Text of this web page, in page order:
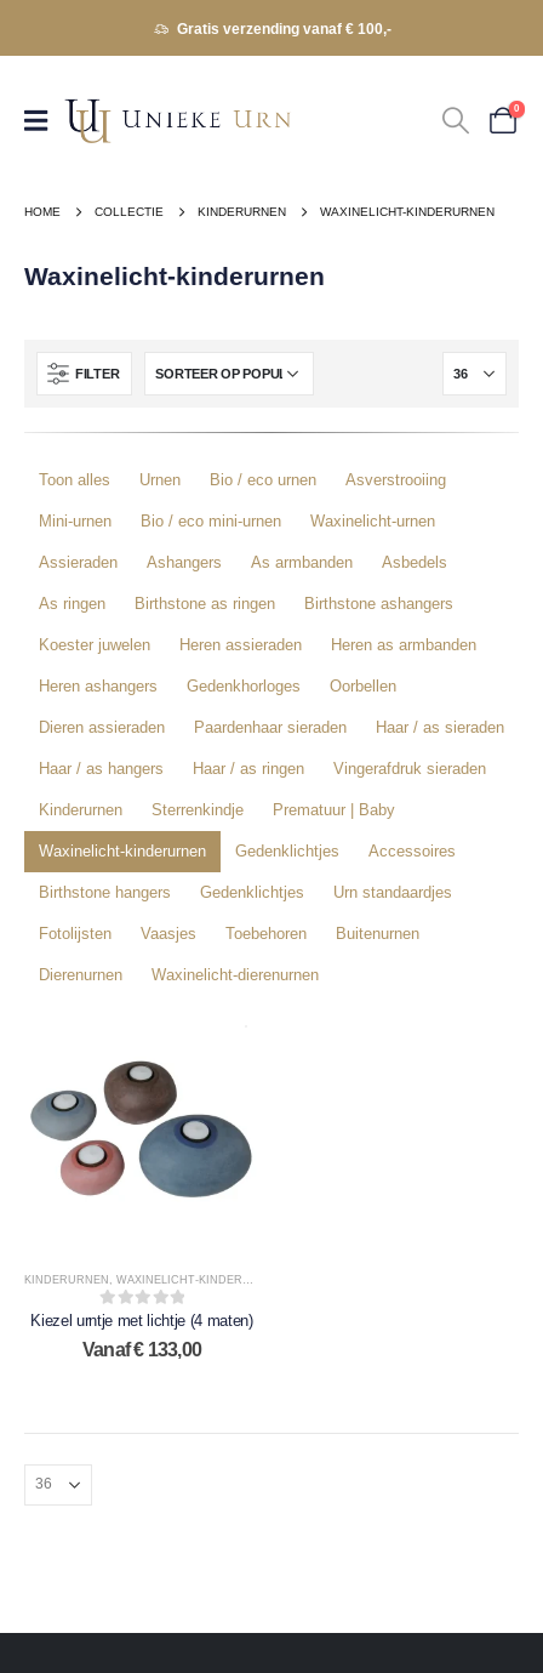
Gratis verzending vanaf € 100,-
0
HOME COLLECTIE KINDERURNEN WAXINELICHT-KINDERURNEN
Waxinelicht-kinderurnen
FILTER
Toon alles Urnen Bio / eco urnen Asverstrooiing
Mini-urnen Bio / eco mini-urnen Waxinelicht-urnen
Assieraden Ashangers As armbanden Asbedels
As ringen Birthstone as ringen Birthstone ashangers
Koester juwelen Heren assieraden Heren as armbanden
Heren ashangers Gedenkhorloges Oorbellen
Dieren assieraden Paardenhaar sieraden Haar / as sieraden
Haar / as hangers Haar / as ringen Vingerafdruk sieraden
Kinderurnen Sterrenkindje Prematuur | Baby
Waxinelicht-kinderurnen Gedenklichtjes Accessoires
Birthstone hangers Gedenklichtjes Urn standaardjes
Fotolijsten Vaasjes Toebehoren Buitenurnen
Dierenurnen Waxinelicht-dierenurnen
KINDERURNEN WAXINELICHT-KINDERURNEN
0out of 5
Kiezel urntje met lichtje (4 maten)
Vanaf€133,00